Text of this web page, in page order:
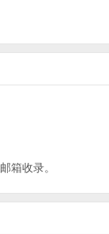
邮箱收录。